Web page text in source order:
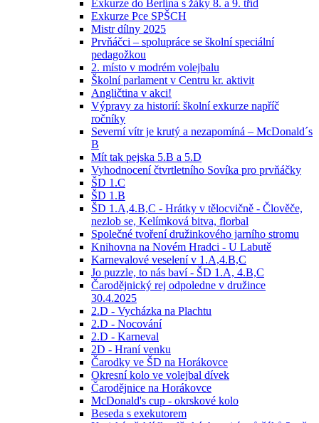
Exkurze do Berlína s žáky 8. a 9. tříd
Exkurze Pce SPŠCH
Mistr dílny 2025
Prvňáčci – spolupráce se školní speciální
pedagožkou
2. místo v modrém volejbalu
Školní parlament v Centru kr. aktivit
Angličtina v akci!
Výpravy za historií: školní exkurze napříč
ročníky
Severní vítr je krutý a nezapomíná – McDonald´s
B
Mít tak pejska 5.B a 5.D
Vyhodnocení čtvrtletního Sovíka pro prvňáčky
ŠD 1.C
ŠD 1.B
ŠD 1.A,4.B,C - Hrátky v tělocvičně - Člověče,
nezlob se, Kelímková bitva, florbal
Společné tvoření družinkového jarního stromu
Knihovna na Novém Hradci - U Labutě
Karnevalové veselení v 1.A,4.B,C
Jo puzzle, to nás baví - ŠD 1.A, 4.B,C
Čarodějnický rej odpoledne v družince
30.4.2025
2.D - Vycházka na Plachtu
2.D - Nocování
2.D - Karneval
2D - Hraní venku
Čarodky ve ŠD na Horákovce
Okresní kolo ve volejbal dívek
Čarodějnice na Horákovce
McDonald's cup - okrskové kolo
Beseda s exekutorem